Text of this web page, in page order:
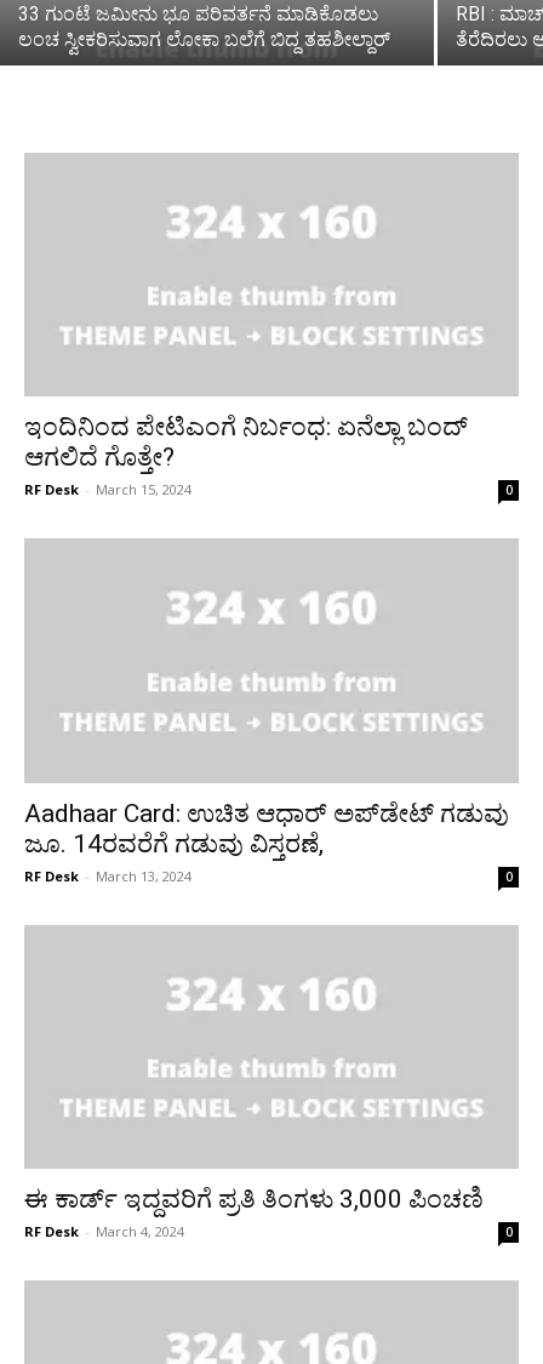
33 ಗುಂಟೆ ಜಮೀನು ಭೂ ಪರಿವರ್ತನೆ ಮಾಡಿಕೊಡಲು
ಲಂಚ ಸ್ವೀಕರಿಸುವಾಗ ಲೋಕಾ ಬಲೆಗೆ ಬಿದ್ದ ತಹಶೀಲ್ದಾರ್
RBI :
ತೆರೆದಿರಲು
ಇಂದಿನಿಂದ ಪೇಟಿಎಂಗೆ ನಿರ್ಬಂಧ: ಏನೆಲ್ಲಾ ಬಂದ್‌
ಆಗಲಿದೆ ಗೊತ್ತೇ?
RF Desk - March 15, 2024 0
Aadhaar Card: ಉಚಿತ ಆಧಾರ್ ಅಪ್‌ಡೇಟ್ ಗಡುವು
ಜೂ. 14ರವರೆಗೆ ಗಡುವು ವಿಸ್ತರಣೆ,
RF Desk - March 13, 2024 0
ಈ ಕಾರ್ಡ್ ಇದ್ದವರಿಗೆ ಪ್ರತಿ ತಿಂಗಳು ₹3,000 ಪಿಂಚಣಿ
RF Desk - March 4, 2024 0